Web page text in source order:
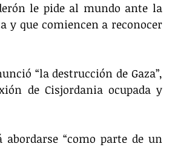
le pide al mundo ante la
y que comiencen a reconocer
“la destrucción de Gaza”,
de Cisjordania ocupada y
“como parte de un